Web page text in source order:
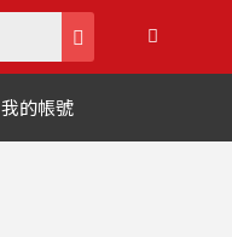
購
籃
我的帳號